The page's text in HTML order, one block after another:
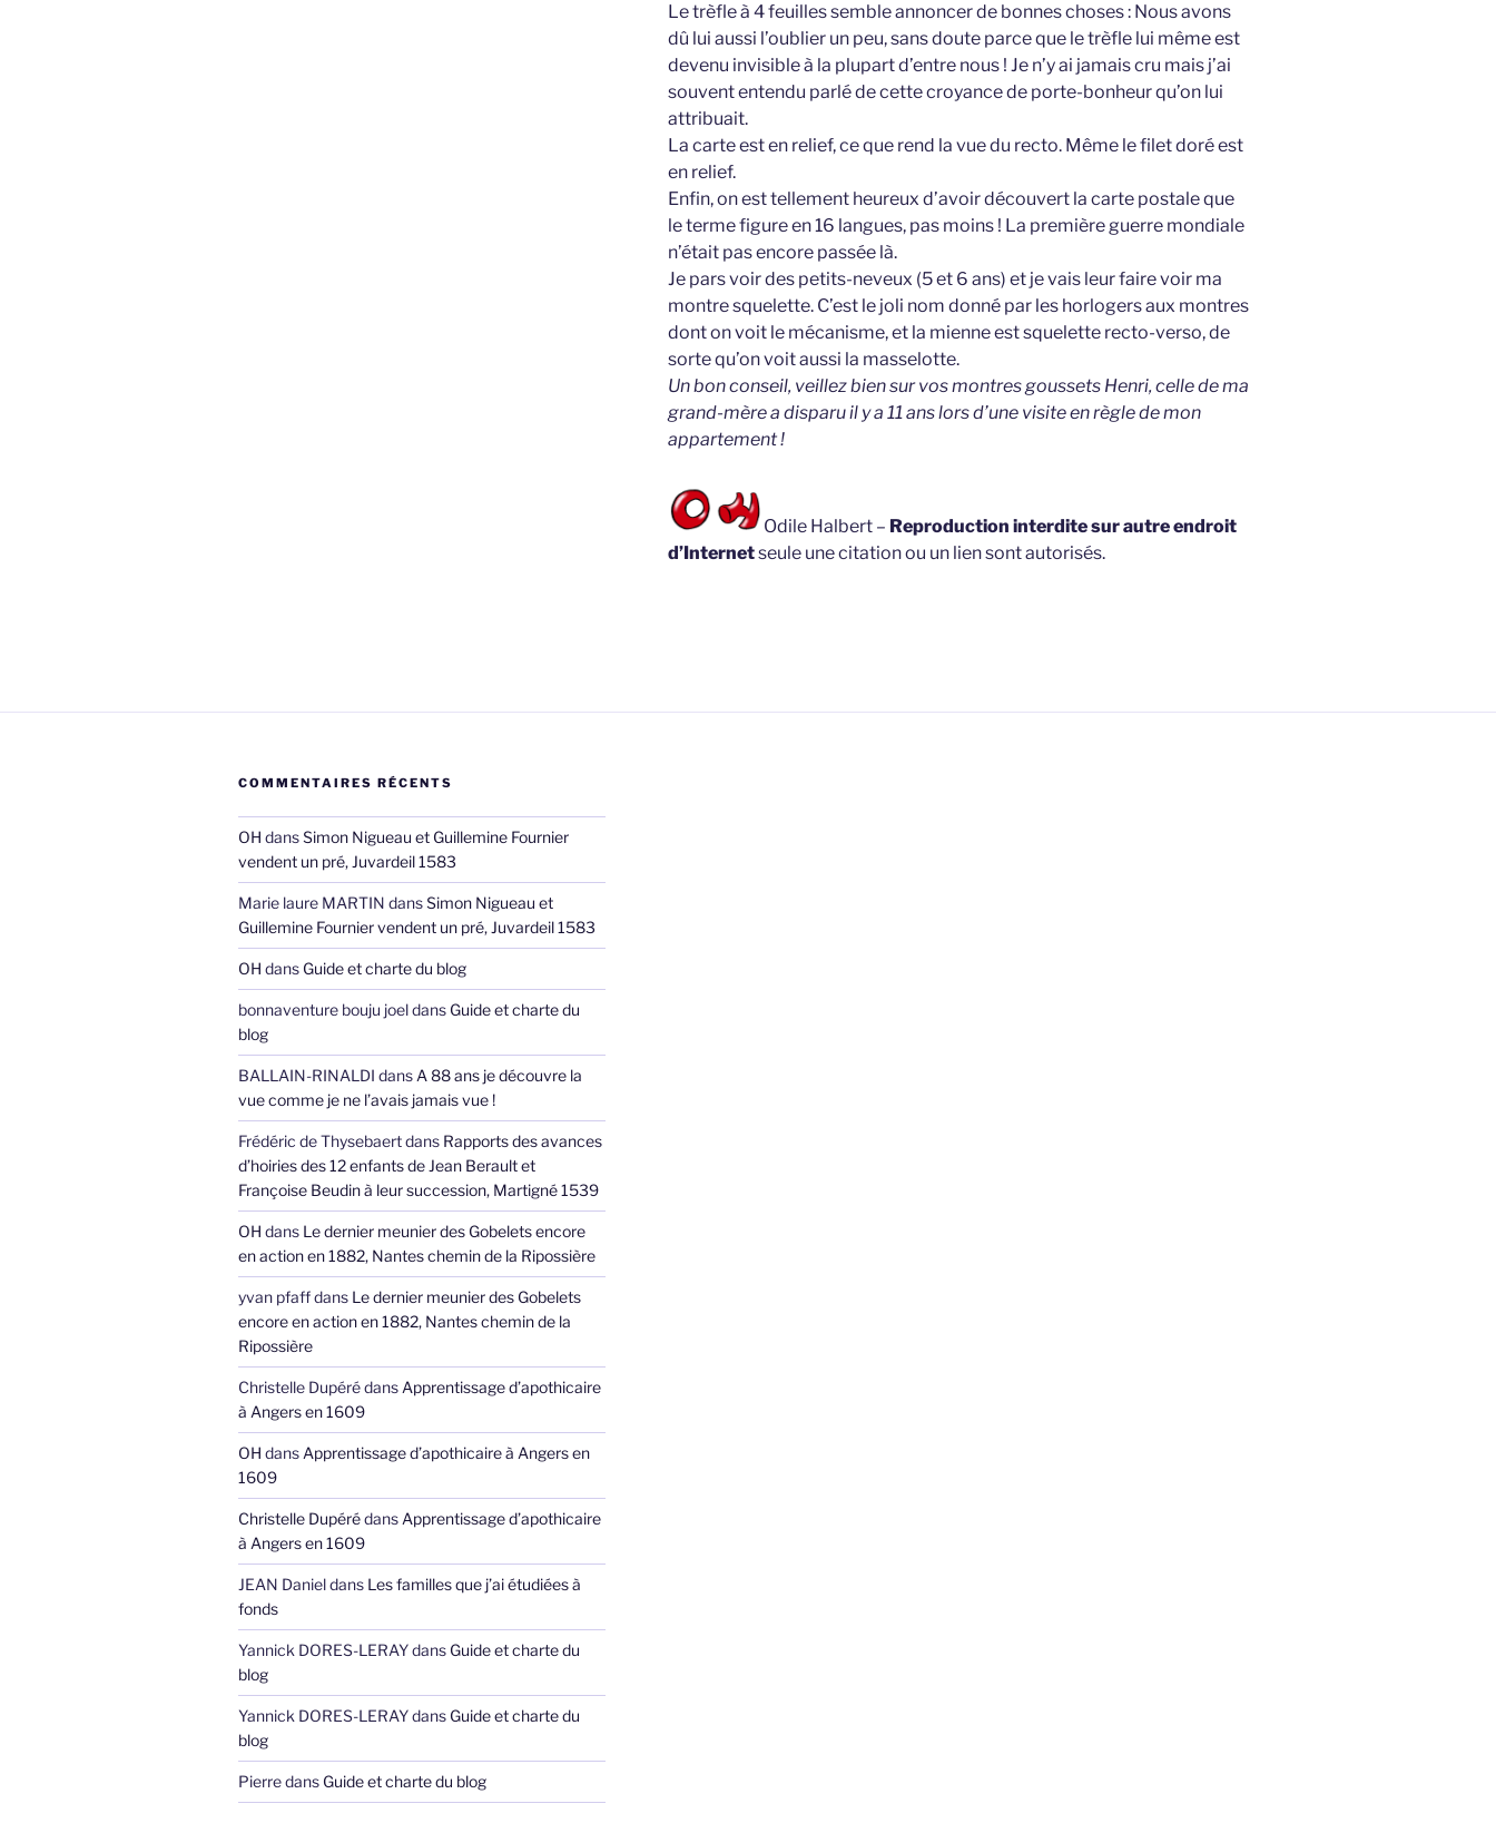
Le trèfle à 4 feuilles semble annoncer de bonnes choses : Nous avons
dû lui aussi l’oublier un peu, sans doute parce que le trèfle lui même est
devenu invisible à la plupart d’entre nous ! Je n’y ai jamais cru mais j’ai
souvent entendu parlé de cette croyance de porte-bonheur qu’on lui
attribuait.
La carte est en relief, ce que rend la vue du recto. Même le filet doré est
en relief.
Enfin, on est tellement heureux d’avoir découvert la carte postale que
le terme figure en 16 langues, pas moins ! La première guerre mondiale
n’était pas encore passée là.
Je pars voir des petits-neveux (5 et 6 ans) et je vais leur faire voir ma
montre squelette. C’est le joli nom donné par les horlogers aux montres
dont on voit le mécanisme, et la mienne est squelette recto-verso, de
sorte qu’on voit aussi la masselotte.
Un bon conseil, veillez bien sur vos montres goussets Henri, celle de ma
grand-mère a disparu il y a 11 ans lors d’une visite en règle de mon
appartement !
Odile Halbert – Reproduction interdite sur autre endroit
d’Internetseule une citation ou un lien sont autorisés.
COMMENTAIRES RÉCENTS
OH dansSimon Nigueau et Guillemine Fournier
vendent un pré, Juvardeil 1583
Marie laure MARTIN dansSimon Nigueau et
Guillemine Fournier vendent un pré, Juvardeil 1583
OH dans Guide et charte du blog
bonnaventure bouju joeldans Guide et charte du
blog
BALLAIN-RINALDI dansA 88 ans je découvre la
vue comme je ne l’avais jamais vue !
Frédéric de Thysebaertdans Rapports des avances
d’hoiries des 12 enfants de Jean Berault et
Françoise Beudin à leur succession, Martigné 1539
OH dans Le dernier meunier des Gobelets encore
en action en 1882, Nantes chemin de la Ripossière
yvan pfaffdans Le dernier meunier des Gobelets
encore en action en 1882, Nantes chemin de la
Ripossière
Christelle DupérédansApprentissage d’apothicaire
à Angers en 1609
OH dansApprentissage d’apothicaire à Angers en
1609
Christelle DupérédansApprentissage d’apothicaire
à Angers en 1609
JEAN Danieldans Les familles que j’ai étudiées à
fonds
Yannick DORES-LERAYdans Guide et charte du
blog
Yannick DORES-LERAYdans Guide et charte du
blog
Pierredans Guide et charte du blog